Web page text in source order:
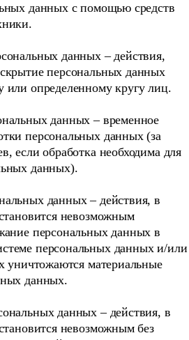
данных с помощью средств
данных – действия,
персональных данных
или определенному кругу лиц.
данных – временное
персональных данных (за
если обработка необходима для
данных).
данных – действия, в
невозможным
персональных данных в
персональных данных и/или
уничтожаются материальные
данных.
данных – действия, в
невозможным без